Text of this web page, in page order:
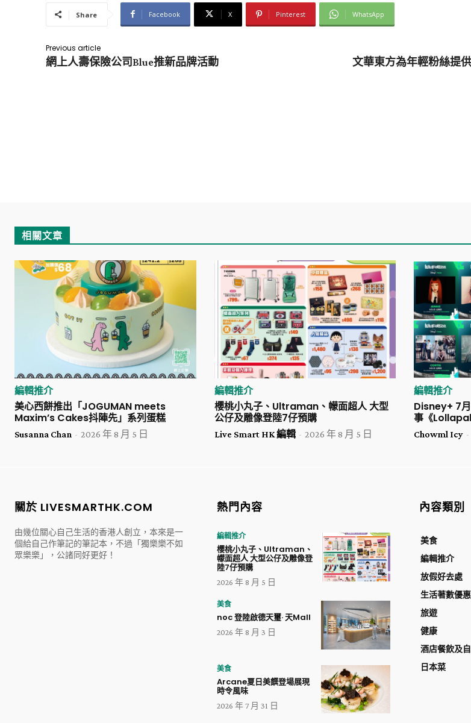
Share Facebook X Pinterest WhatsApp
Previous article
網上人壽保險公司Blue推新品牌活動 文華東方為年輕粉絲提
相關文章
編輯推介
美心西餅推出「JOGUMAN meets
Maxim’s Cakes抖陣先」系列蛋糕
Susanna Chan - 2026 年 8 月 5 日
編輯推介
櫻桃小丸子、Ultraman、幪面超人 大型
公仔及雕像登陸7仔預購
Live Smart HK 編輯 - 2026 年 8 月 5 日
編輯推介
Disney+ 7
事《
Chowml Icy -
關於 LIVESMARTHK.COM
由幾位關心自己生活的香港人創立，本來是一
個給自己作筆記的筆記本，不過「獨樂樂不如
眾樂樂」，公諸同好更好！
熱門內容
編輯推介
櫻桃小丸子、Ultraman、
幪面超人 大型公仔及雕像登
陸7仔預購
2026 年 8 月 5 日
美食
noc 登陸啟德天璽· 天Mall
2026 年 8 月 3 日
美食
Arcane夏日美饌登場展現
時令風味
2026 年 7 月 31 日
內容類別
美食
編輯推介
放假好去處
生活著數優惠
旅遊
健康
酒店餐飲及
日本菜